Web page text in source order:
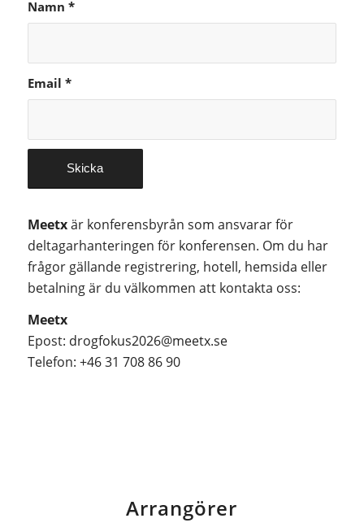
Namn *
Email *
Meetxär konferensbyrån som ansvarar för
deltagarhanteringen för konferensen. Om du har
frågor gällande registrering, hotell, hemsida eller
betalning är du välkommen att kontakta oss:
Meetx
Epost: drogfokus2026@meetx.se
Telefon: +46 31 708 86 90
Arrangörer